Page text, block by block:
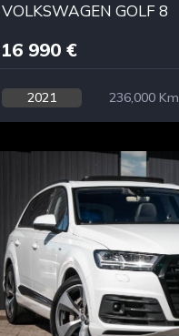
VOLKSWAGEN GOLF 8
16 990 €
2021 236,000 Km